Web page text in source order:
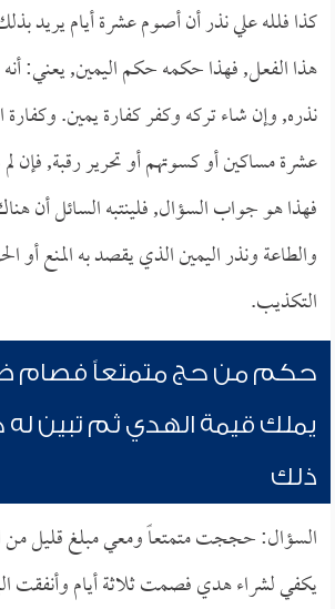
كذا فلله علي نذر أن أصوم عشرة أيام يريد
هذا الفعل, فهذا حكمه حكم اليمين, يعني:
نذره, وإن شاء تركه وكفر كفارة يمين.
عشرة مساكين أو كسوتهم أو تحرير رقبة, فإن لم
فهذا هو جواب السؤال, فلينتبه السائل أن
والطاعة ونذر اليمين الذي يقصد به المنع أو
التكذيب.
حكم من حج متمتعاً فصام ظناً
يملك قيمة الهدي ثم تبين
ذلك
السؤال: حججت متمتعاً ومعي مبلغ قليل من
يكفي لشراء هدي فصمت ثلاثة أيام وأنفقت